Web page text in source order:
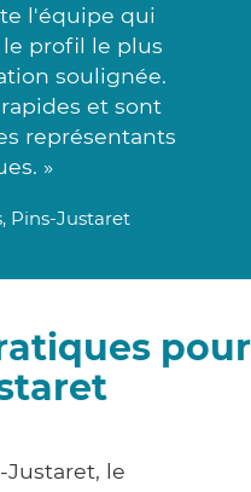
l'équipe qui
profil le plus
soulignée.
et sont
représentants
»
Pins-Justaret
pour
Justaret, le